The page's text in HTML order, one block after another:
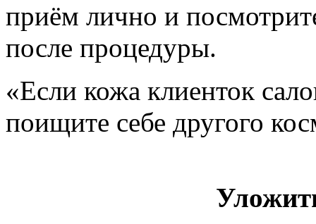
приём лично и
после процедуры.
«Если кожа клиенток
поищите себе другого